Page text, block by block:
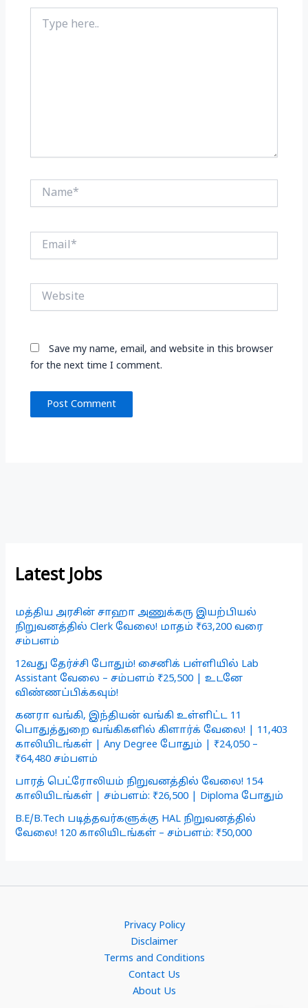
here..
Name*
Email*
Website
Save my name, email, and website in this browser
for the next time I comment.
Latest Jobs
மத்திய அரசின் சாஹா அணுக்கரு இயற்பியல்
நிறுவனத்தில் Clerk வேலை! மாதம் ₹63,200 வரை
சம்பளம்
12வது தேர்ச்சி போதும்! சைனிக் பள்ளியில் Lab
Assistant வேலை – சம்பளம் ₹25,500 | உடனே
விண்ணப்பிக்கவும்!
கனரா வங்கி, இந்தியன் வங்கி உள்ளிட்ட 11
பொதுத்துறை வங்கிகளில் கிளார்க் வேலை! | 11,403
காலியிடங்கள் | Any Degree போதும் | ₹24,050 –
₹64,480 சம்பளம்
பாரத் பெட்ரோலியம் நிறுவனத்தில் வேலை! 154
காலியிடங்கள் | சம்பளம்: ₹26,500 | Diploma போதும்
B.E/B.Tech படித்தவர்களுக்கு HAL நிறுவனத்தில்
வேலை! 120 காலியிடங்கள் – சம்பளம்: ₹50,000
Privacy Policy
Disclaimer
Terms and Conditions
Contact Us
About Us